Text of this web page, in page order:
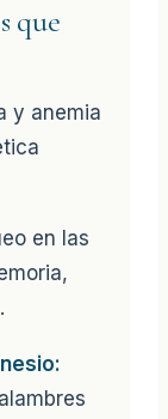
que
y anemia
en las